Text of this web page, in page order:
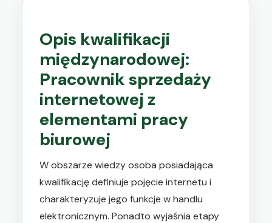
Opis kwalifikacji
międzynarodowej:
Pracownik sprzedaży
internetowej z
elementami pracy
biurowej
W obszarze wiedzy osoba posiadająca
kwalifikację definiuje pojęcie internetu i
charakteryzuje jego funkcje w handlu
elektronicznym. Ponadto wyjaśnia etapy